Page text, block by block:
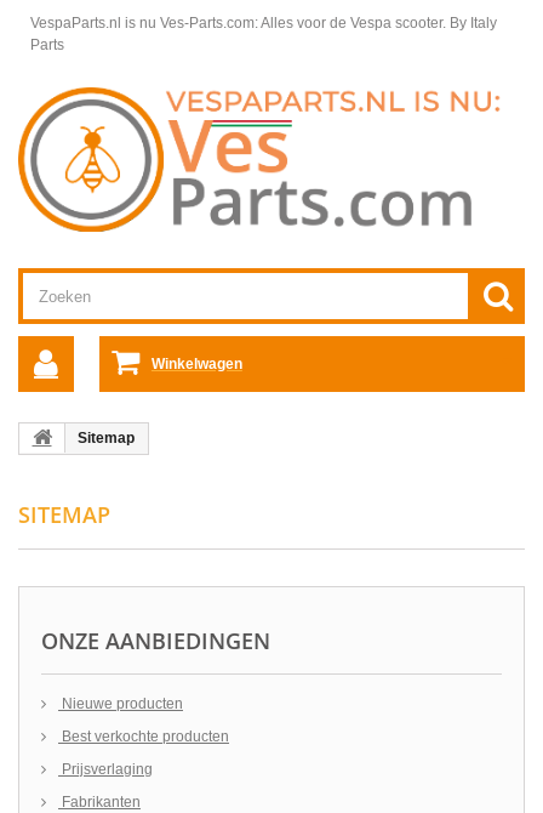
VespaParts.nl is nu Ves-Parts.com: Alles voor de Vespa scooter. By Italy
Parts
Winkelwagen
Sitemap
SITEMAP
ONZE AANBIEDINGEN
Nieuwe producten
Best verkochte producten
Prijsverlaging
Fabrikanten